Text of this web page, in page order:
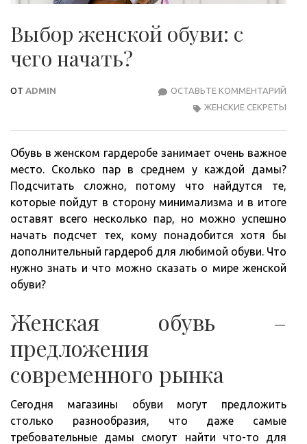
Выбор женской обуви: с
чего начать?
ОТ ADMIN ОСТАВЬТЕ КОММЕНТАРИЙ
ЖЕНСКИЕ СЕКРЕТЫ
Обувь в женском гардеробе занимает очень важное
место. Сколько пар в среднем у каждой дамы?
Подсчитать сложно, потому что найдутся те,
которые пойдут в сторону минимализма и в итоге
оставят всего несколько пар, но можно успешно
начать подсчет тех, кому понадобится хотя бы
дополнительный гардероб для любимой обуви. Что
нужно знать и что можно сказать о мире женской
обуви?
Женская обувь –
предложения
современного рынка
Сегодня магазины обуви могут предложить
столько разнообразия, что даже самые
требовательные дамы смогут найти что-то для